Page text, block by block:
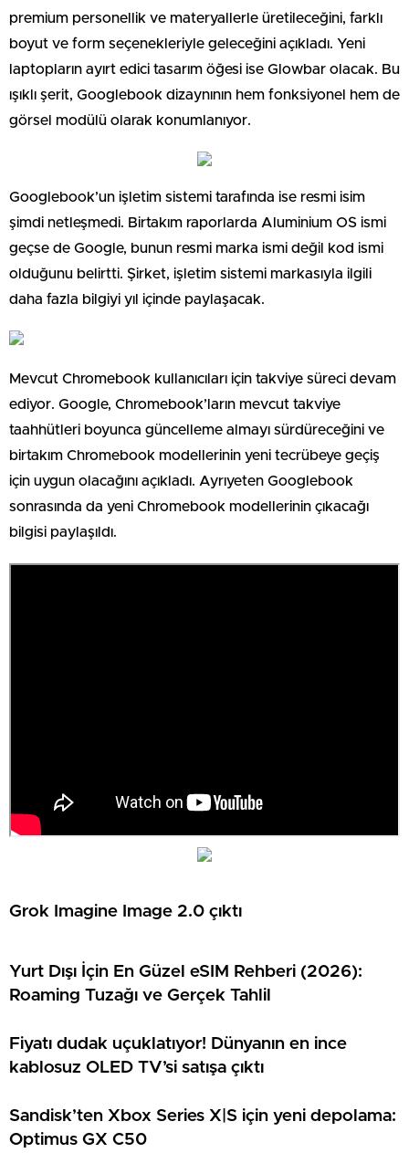
premium personellik ve materyallerle üretileceğini, farklı
boyut ve form seçenekleriyle geleceğini açıkladı. Yeni
laptopların ayırt edici tasarım öğesi ise Glowbar olacak. Bu
ışıklı şerit, Googlebook dizaynının hem fonksiyonel hem de
görsel modülü olarak konumlanıyor.
Googlebook’un işletim sistemi tarafında ise resmi isim
şimdi netleşmedi. Birtakım raporlarda Aluminium OS ismi
geçse de Google, bunun resmi marka ismi değil kod ismi
olduğunu belirtti. Şirket, işletim sistemi markasıyla ilgili
daha fazla bilgiyi yıl içinde paylaşacak.
Mevcut Chromebook kullanıcıları için takviye süreci devam
ediyor. Google, Chromebook’ların mevcut takviye
taahhütleri boyunca güncelleme almayı sürdüreceğini ve
birtakım Chromebook modellerinin yeni tecrübeye geçiş
için uygun olacağını açıkladı. Ayrıyeten Googlebook
sonrasında da yeni Chromebook modellerinin çıkacağı
bilgisi paylaşıldı.
Grok Imagine Image 2.0 çıktı
Yurt Dışı İçin En Güzel eSIM Rehberi (2026):
Roaming Tuzağı ve Gerçek Tahlil
Fiyatı dudak uçuklatıyor! Dünyanın en ince
kablosuz OLED TV’si satışa çıktı
Sandisk’ten Xbox Series X|S için yeni depolama:
Optimus GX C50